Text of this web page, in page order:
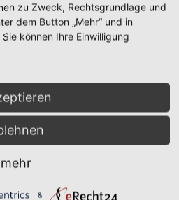
zu Zweck, Rechtsgrundlage und
dem Button „Mehr“ und in
können Ihre Einwilligung
mehr
&